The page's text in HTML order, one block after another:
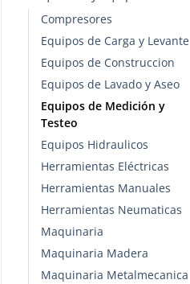
Compresores
Equipos de Carga y Levante
Equipos de Construccion
Equipos de Lavado y Aseo
Equipos de Medición y
Testeo
Equipos Hidraulicos
Herramientas Eléctricas
Herramientas Manuales
Herramientas Neumaticas
Maquinaria
Maquinaria Madera
Maquinaria Metalmecanica